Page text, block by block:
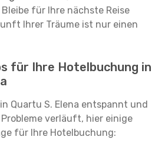
für Ihre nächste Reise
Ihrer Träume ist nur einen
für Ihre Hotelbuchung in
Quartu S. Elena entspannt und
verläuft, hier einige
für Ihre Hotelbuchung: